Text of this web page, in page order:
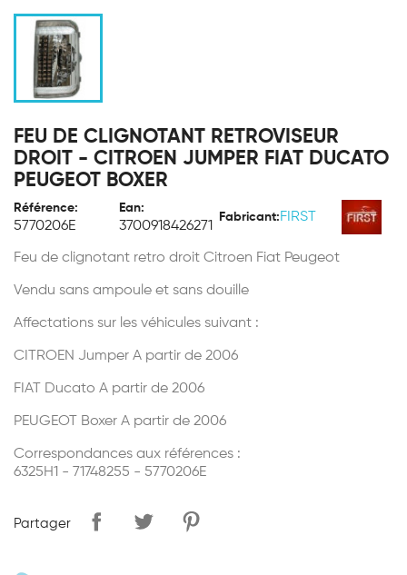
FEU DE CLIGNOTANT RETROVISEUR
DROIT - CITROEN JUMPER FIAT DUCATO
PEUGEOT BOXER
Référence:
5770206E
Ean:
3700918426271
Fabricant: FIRST
Feu de clignotant retro droit Citroen Fiat Peugeot
Vendu sans ampoule et sans douille
Affectations sur les véhicules suivant :
CITROEN Jumper A partir de 2006
FIAT Ducato A partir de 2006
PEUGEOT Boxer A partir de 2006
Correspondances aux références :
6325H1 - 71748255 - 5770206E
Partager